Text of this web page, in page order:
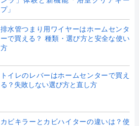
プ」
排水管つまり用ワイヤーはホームセンタ
ーで買える？ 種類・選び方と安全な使い
方
トイレのレバーはホームセンターで買え
る？失敗しない選び方と直し方
カビキラーとカビハイターの違いは？使